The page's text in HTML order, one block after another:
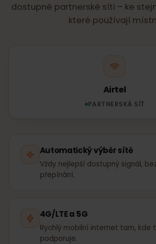
dostupné partnerské síti – ke
které používají
Airtel
PARTNERSKÁ SÍŤ
Automatický výběr sítě
Vždy nejlepší dostupný signál,
přepínání.
4G/LTE a 5G
Rychlý mobilní internet tam, kde
podporuje.